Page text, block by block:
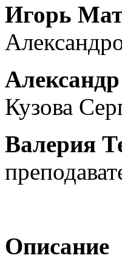
Игорь
Кузова
Валерия
Описание